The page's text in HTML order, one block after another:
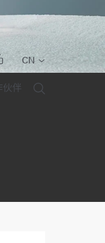
CN
ES
伙伴